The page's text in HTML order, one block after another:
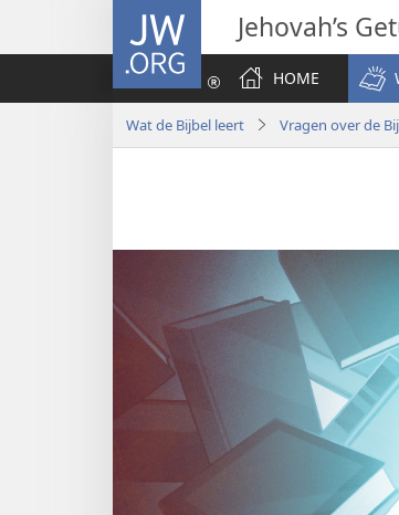
JW.ORG Jehovah’s
HOME
Wat de Bijbel leert Vragen over de